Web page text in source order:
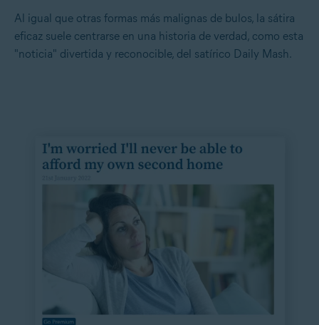
Al igual que otras formas más malignas de bulos, la sátira
eficaz suele centrarse en una historia de verdad, como esta
"noticia" divertida y reconocible, del satírico Daily Mash.